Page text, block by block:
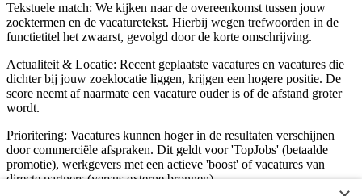
Tekstuele match: We kijken naar de overeenkomst tussen jouw
zoektermen en de vacaturetekst. Hierbij wegen trefwoorden in de
functietitel het zwaarst, gevolgd door de korte omschrijving.
Actualiteit & Locatie: Recent geplaatste vacatures en vacatures die
dichter bij jouw zoeklocatie liggen, krijgen een hogere positie. De
score neemt af naarmate een vacature ouder is of de afstand groter
wordt.
Prioritering: Vacatures kunnen hoger in de resultaten verschijnen
door commerciële afspraken. Dit geldt voor 'TopJobs' (betaalde
promotie), werkgevers met een actieve 'boost' of vacatures van
directe partners (versus externe bronnen).